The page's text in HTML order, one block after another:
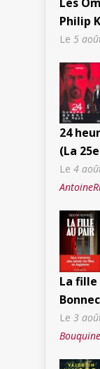
Philip
Le 5
24
(La
Le 4
La fille
Bonnec
Le 3
Bouquine